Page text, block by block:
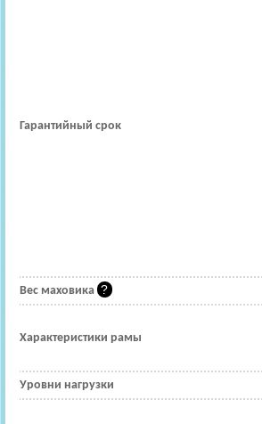
Гарантийный срок
Вес маховика
Характеристики рамы
Уровни нагрузки